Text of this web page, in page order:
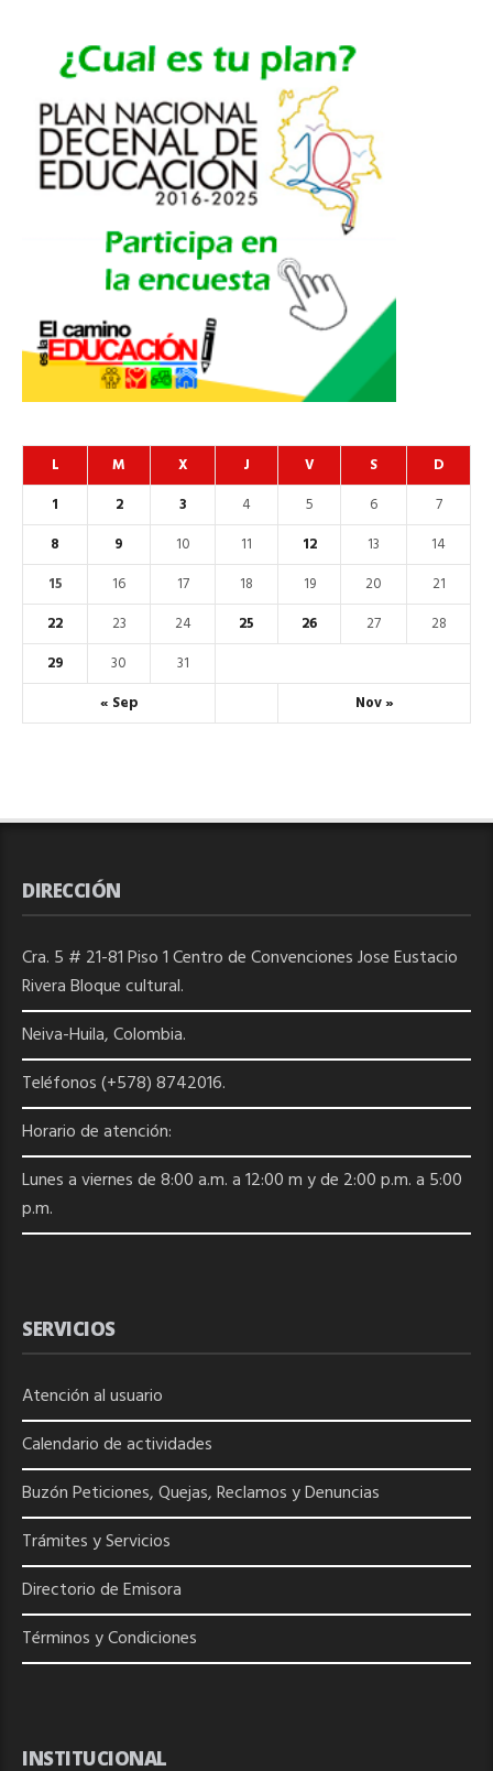
L M X J V S D
« Sep Nov »
1 2 3 4 5 6
7
8
9 10 11 12 13
14
15
16 17 18 19 20
21
22
23 24 25 26 27
28
29
30 31
DIRECCIÓN
Cra. 5 # 21-81 Piso 1 Centro de Convenciones Jose Eustacio
Rivera Bloque cultural.
Neiva-Huila, Colombia.
Teléfonos (+578) 8742016.
Horario de atención:
Lunes a viernes de 8:00 a.m. a 12:00 m y de 2:00 p.m. a 5:00
p.m.
SERVICIOS
Atención al usuario
Calendario de actividades
Buzón Peticiones, Quejas, Reclamos y Denuncias
Trámites y Servicios
Directorio deEmisora
Términos y Condiciones
INSTITUCIONAL